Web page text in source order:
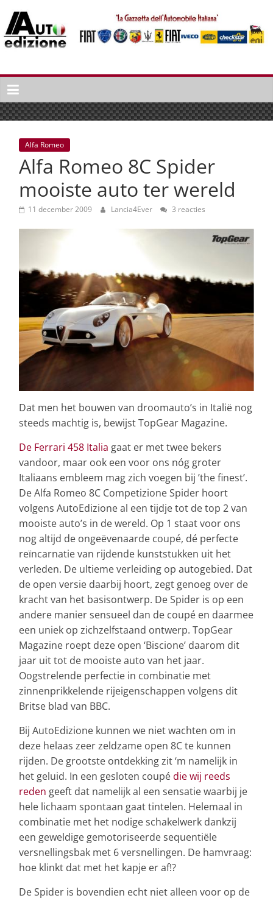
naar
inhoud
Auto
Edizione
La
Gazetta
dell'Automobile
Italiana
autonieuws
Alfa Romeo
Alfa Romeo 8C Spider
mooiste auto ter wereld
11 december 2009 Lancia4Ever 3 reacties
Dat men het bouwen van droomauto’s in Italië nog
steeds machtig is, bewijst TopGear Magazine.
De Ferrari 458 Italia gaat er met twee bekers
vandoor, maar ook een voor ons nóg groter
Italiaans embleem mag zich voegen bij ’the finest’.
De Alfa Romeo 8C Competizione Spider hoort
volgens AutoEdizione al een tijdje tot de top 2 van
mooiste auto’s in de wereld. Op 1 staat voor ons
nog altijd de ongeëvenaarde coupé, dé perfecte
reïncarnatie van rijdende kunststukken uit het
verleden. De ultieme verleiding op autogebied. Dat
de open versie daarbij hoort, zegt genoeg over de
kracht van het basisontwerp. De Spider is op een
andere manier sensueel dan de coupé en daarmee
een uniek op zichzelfstaand ontwerp. TopGear
Magazine roept deze open ‘Biscione’ daarom dit
jaar uit tot de mooiste auto van het jaar.
Oogstrelende perfectie in combinatie met
zinnenprikkelende rijeigenschappen volgens dit
Britse blad van BBC.
Bij AutoEdizione kunnen we niet wachten om in
deze helaas zeer zeldzame open 8C te kunnen
rijden. De grootste ontdekking zit ‘m namelijk in
het geluid. In een gesloten coupédie wij reeds
reden geeft dat namelijk al een sensatie waarbij je
hele lichaam spontaan gaat tintelen. Helemaal in
combinatie met het nodige schakelwerk dankzij
een geweldige gemotoriseerde sequentiële
versnellingsbak met 6 versnellingen. De hamvraag:
hoe klinkt dat met het kapje er af!?
De Spider is bovendien echt niet alleen voor op de